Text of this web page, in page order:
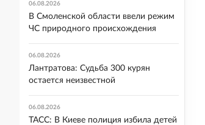
06.08.2026
В Смоленской области ввели режим
ЧС природного происхождения
06.08.2026
Лантратова: Судьба 300 курян
остается неизвестной
06.08.2026
ТАСС: В Киеве полиция избила детей